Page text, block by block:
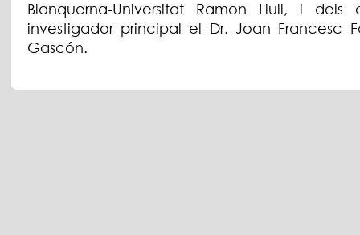
Blanquerna-Universitat Ramon Llull, i dels
investigador principal el Dr. Joan Francesc
Gascón.